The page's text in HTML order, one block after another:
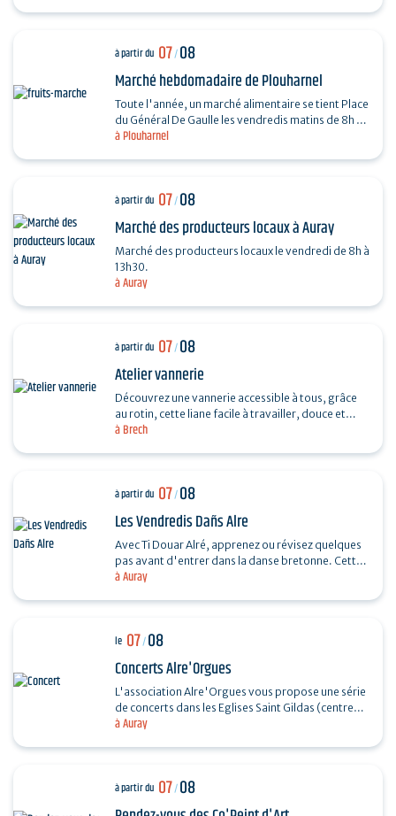
à Plouharnel
à partir du 07/08
Marché hebdomadaire de Plouharnel
Toute l'année, un marché alimentaire se tient Place
du Général De Gaulle les vendredis matins de 8h à
13h.
à Auray
à partir du 07/08
Marché des producteurs locaux à Auray
Marché des producteurs locaux le vendredi de 8h à
13h30.
à Brech
à partir du 07/08
Atelier vannerie
Découvrez une vannerie accessible à tous, grâce
au rotin, cette liane facile à travailler, douce et
à Auray
à partir du 07/08
Les Vendredis Dañs Alre
Avec Ti Douar Alré, apprenez ou révisez quelques
pas avant d'entrer dans la danse bretonne. Cette
initiation est suivie d'un fest-noz animé par un…
à Auray
le 07/08
Concerts Alre'Orgues
L'association Alre'Orgues vous propose une série
de concerts dans les Eglises Saint Gildas (centre-
à partir du 07/08